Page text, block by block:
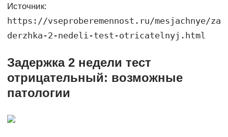
Источник:
https://vseproberemennost.ru/mesjachnye/za
derzhka-2-nedeli-test-otricatelnyj.html
Задержка 2 недели тест
отрицательный: возможные
патологии